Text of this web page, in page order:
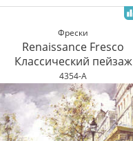
Фрески
Renaissance Fresco
Классический пейзаж
4354-A